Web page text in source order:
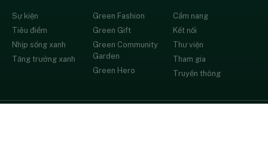
Sự kiện
Tiêu điểm
Nhịp sống xanh
Tăng trưởng xanh
Green Fashion
Green Gift
Green Community
Garden
Green Hero
Cẩm nang
Kết nối
Thư viện
Tham gia
Truyền thông